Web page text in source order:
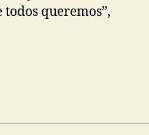
queremos”,